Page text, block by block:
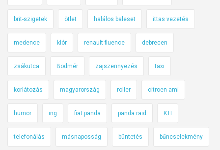
brit-szigetek ötlet halálos baleset ittas vezetés
medence klór renault fluence debrecen
zsákutca Bodmér zajszennyezés taxi
korlátozás magyarország roller citroen ami
humor ing fiat panda panda raid KTI
telefonálás másnaposság büntetés bűncselekmény